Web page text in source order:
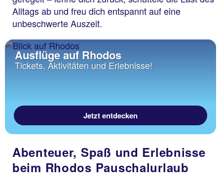
Alltags ab und freu dich entspannt auf eine
unbeschwerte Auszeit.
Ausflüge auf Rhodos
Tickets, Aktivitäten und Erlebnisse!
Jetzt entdecken
Abenteuer, Spaß und Erlebnisse
beim Rhodos Pauschalurlaub